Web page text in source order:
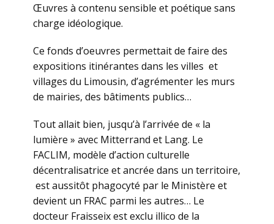
Œuvres à contenu sensible et poétique sans
charge idéologique.
Ce fonds d’oeuvres permettait de faire des
expositions itinérantes dans les villes et
villages du Limousin, d’agrémenter les murs
de mairies, des bâtiments publics…
Tout allait bien, jusqu’à l’arrivée de « la
lumière » avec Mitterrand et Lang. Le
FACLIM, modèle d’action culturelle
décentralisatrice et ancrée dans un territoire,
est aussitôt phagocyté par le Ministère et
devient un FRAC parmi les autres… Le
docteur Fraisseix est exclu illico de la